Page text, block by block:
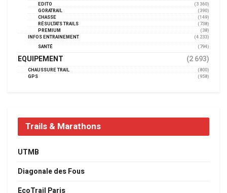
EDITO
(3 360)
GORATRAIL
(390)
CHASSE
(149)
RÉSULTATS TRAILS
(738)
PREMIUM
(38)
INFOS ENTRAINEMENT
(4 233)
SANTÉ
(794)
EQUIPEMENT (2 693)
CHAUSSURE TRAIL
(800)
GPS
(958)
Trails & Marathons
UTMB
Diagonale des Fous
EcoTrail Paris